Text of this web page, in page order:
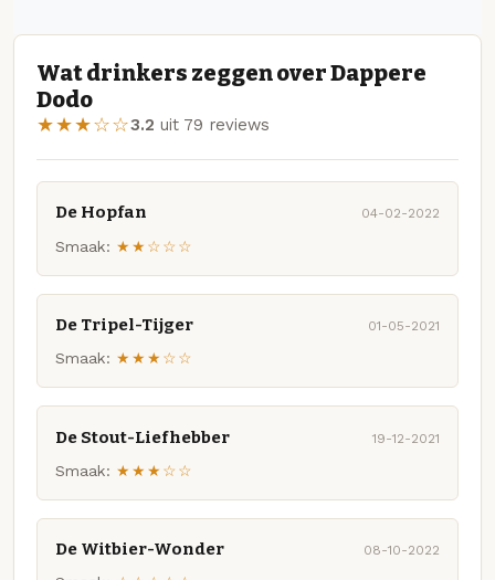
Wat drinkers zeggen over Dappere
Dodo
★★★☆☆3.2 uit 79 reviews
De Hopfan 04-02-2022
Smaak: ★★☆☆☆
De Tripel-Tijger 01-05-2021
Smaak: ★★★☆☆
De Stout-Liefhebber 19-12-2021
Smaak: ★★★☆☆
De Witbier-Wonder 08-10-2022